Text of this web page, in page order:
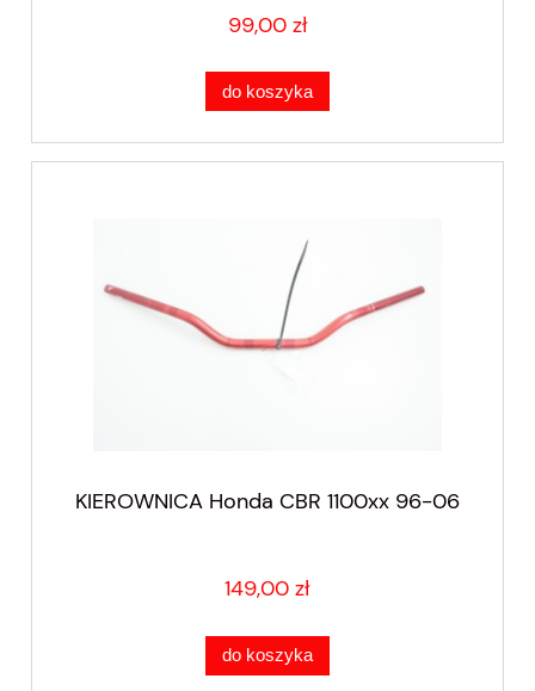
99,00 zł
do koszyka
KIEROWNICA Honda CBR 1100xx 96-06
149,00 zł
do koszyka